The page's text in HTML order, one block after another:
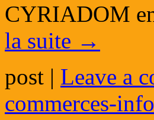
CYRIADOM
la suite →
post | Leave a
commerces-